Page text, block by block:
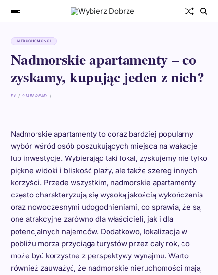
NIERUCHOMOŚCI
Nadmorskie apartamenty – co
zyskamy, kupując jeden z nich?
BY 9 MIN READ
Nadmorskie apartamenty to coraz bardziej popularny
wybór wśród osób poszukujących miejsca na wakacje
lub inwestycje. Wybierając taki lokal, zyskujemy nie tylko
piękne widoki i bliskość plaży, ale także szereg innych
korzyści. Przede wszystkim, nadmorskie apartamenty
często charakteryzują się wysoką jakością wykończenia
oraz nowoczesnymi udogodnieniami, co sprawia, że są
one atrakcyjne zarówno dla właścicieli, jak i dla
potencjalnych najemców. Dodatkowo, lokalizacja w
pobliżu morza przyciąga turystów przez cały rok, co
może być korzystne z perspektywy wynajmu. Warto
również zauważyć, że nadmorskie nieruchomości mają